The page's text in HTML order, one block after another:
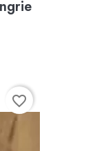
favorite_border